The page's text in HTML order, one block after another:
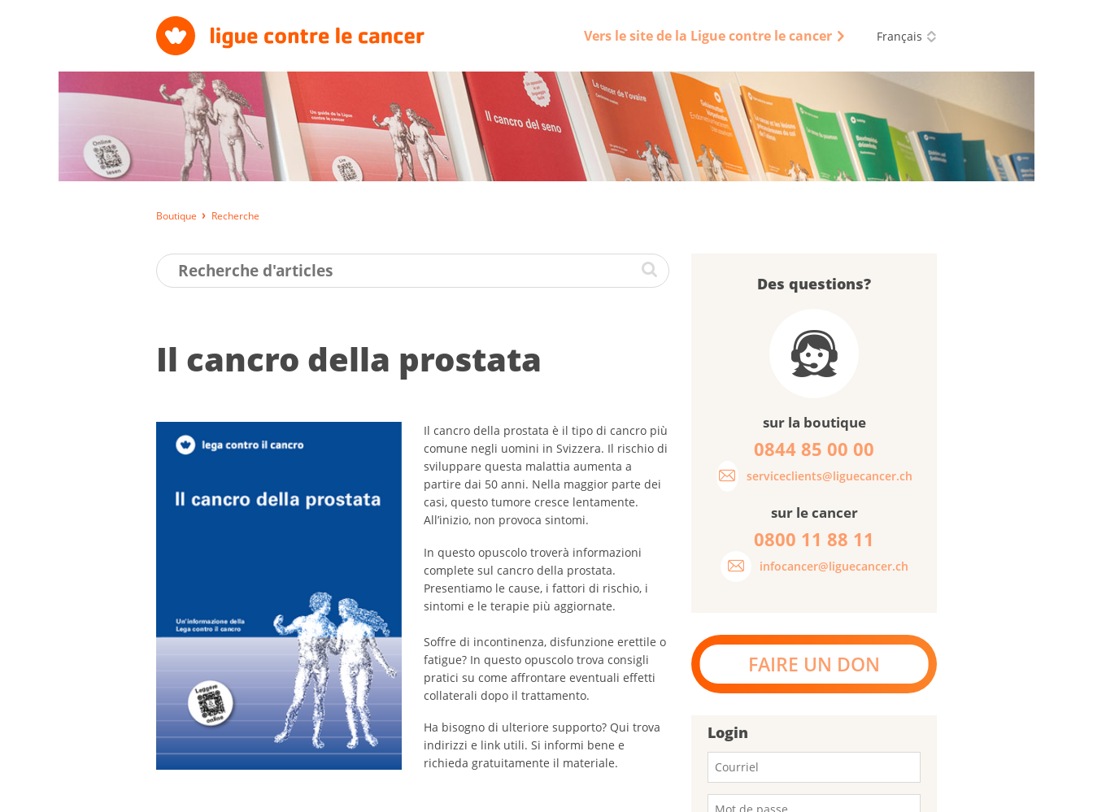
Vers le site de la Ligue contre le cancer Français
Boutique Recherche
Il cancro della pro­stata
Il cancro della prostata è il tipo di cancro più
comune negli uomini in Svizzera. Il rischio di
sviluppare questa malattia aumenta a
partire dai 50 anni. Nella maggior parte dei
casi, questo tumore cresce lentamente.
All’inizio, non provoca sintomi.
In questo opuscolo troverà informazioni
complete sul cancro della prostata.
Presentiamo le cause, i fattori di rischio, i
sintomi e le terapie più aggiornate.
Soffre di incontinenza, disfunzione erettile o
fatigue? In questo opuscolo trova consigli
pratici su come affrontare eventuali effetti
collaterali dopo il trattamento.
Ha bisogno di ulteriore supporto? Qui trova
indirizzi e link utili. Si informi bene e
richieda gratuitamente il materiale.
Des questions?
sur la boutique
0844 85 00 00
serviceclients@liguecancer.ch
sur le cancer
0800 11 88 11
infocancer@liguecancer.ch
FAIRE UN DON
Login